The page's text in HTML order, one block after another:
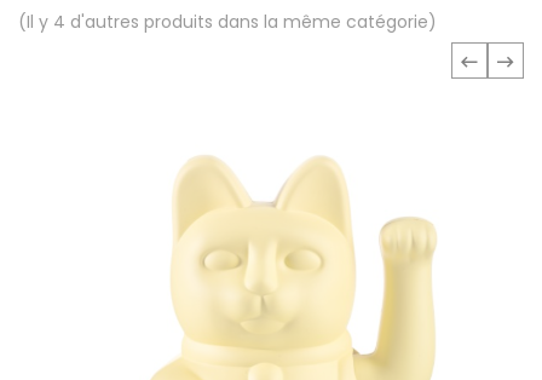
(Il y 4 d'autres produits dans la même catégorie)